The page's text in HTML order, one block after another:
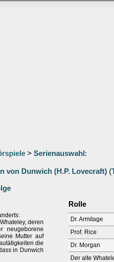
> Serienauswahl :
von Dunwich (H.P. Lovecraft) (
deren
neugeborene
Mutter auf
die
in Dunwich
Rolle
Dr. Armitage
Prof. Rice
Dr. Morgan
Der alte